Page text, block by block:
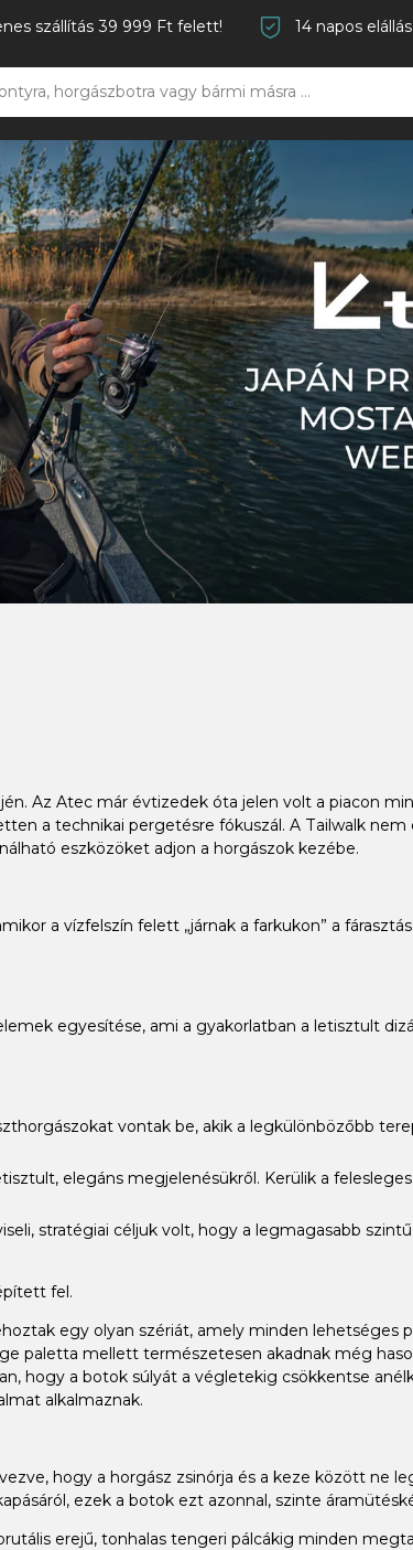
szállítás 39 999 Ft felett! 14 napos elállás
Az Atec már évtizedek óta jelen volt a piacon
a technikai pergetésre fókuszál. A Tailwalk nem
eszközöket adjon a horgászok kezébe.
a vízfelszín felett „járnak a farkukon” a
egyesítése, ami a gyakorlatban a letisztult
vontak be, akik a legkülönbözőbb
elegáns megjelenésükről. Kerülik a
stratégiai céljuk volt, hogy a legmagasabb
fel.
egy olyan szériát, amely minden
paletta mellett természetesen akadnak még
hogy a botok súlyát a végletekig csökkentse
alkalmaznak.
hogy a horgász zsinórja és a keze között ne
ezek a botok ezt azonnal, szinte
erejű, tonhalas tengeri pálcákig minden